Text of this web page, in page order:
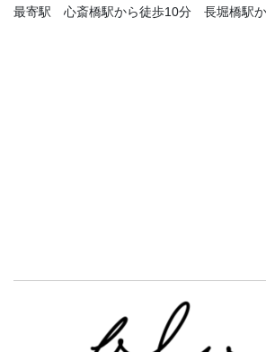
最寄駅 心斎橋駅から徒歩10分 長堀橋駅